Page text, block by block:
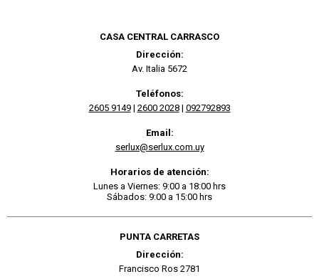
CASA CENTRAL CARRASCO
Dirección:
Av. Italia 5672
Teléfonos:
2605 9149| 2600 2028| 092792893
Email:
serlux@serlux.com.uy
Horarios de atención:
Lunes a Viernes: 9:00 a 18:00 hrs
Sábados: 9:00 a 15:00 hrs
PUNTA CARRETAS
Dirección:
Francisco Ros 2781